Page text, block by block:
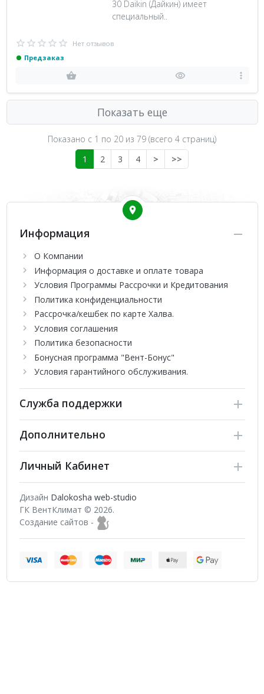
30 Daikin (Дайкин) имеет
специальный..
Нет отзывов
Предзаказ
Показать еще
Показано с 1 по 20 из 79 (всего 4 страниц)
1
2 3 4 > >>
Информация
О Компании
Информация о доставке и оплате товара
Условия Программы Рассрочки и Кредитования
Политика конфиденциальности
Рассрочка/кешбек по карте Халва.
Условия соглашения
Политика безопасности
Бонусная программа "Вент-Бонус"
Условия гарантийного обслуживания.
Служба поддержки
Дополнительно
Личный Кабинет
Дизайн Dalokosha web-studio
ГК ВентКлимат © 2026.
Создание сайтов -